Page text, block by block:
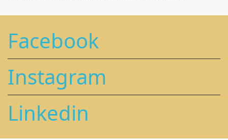
Facebook
Instagram
Linkedin